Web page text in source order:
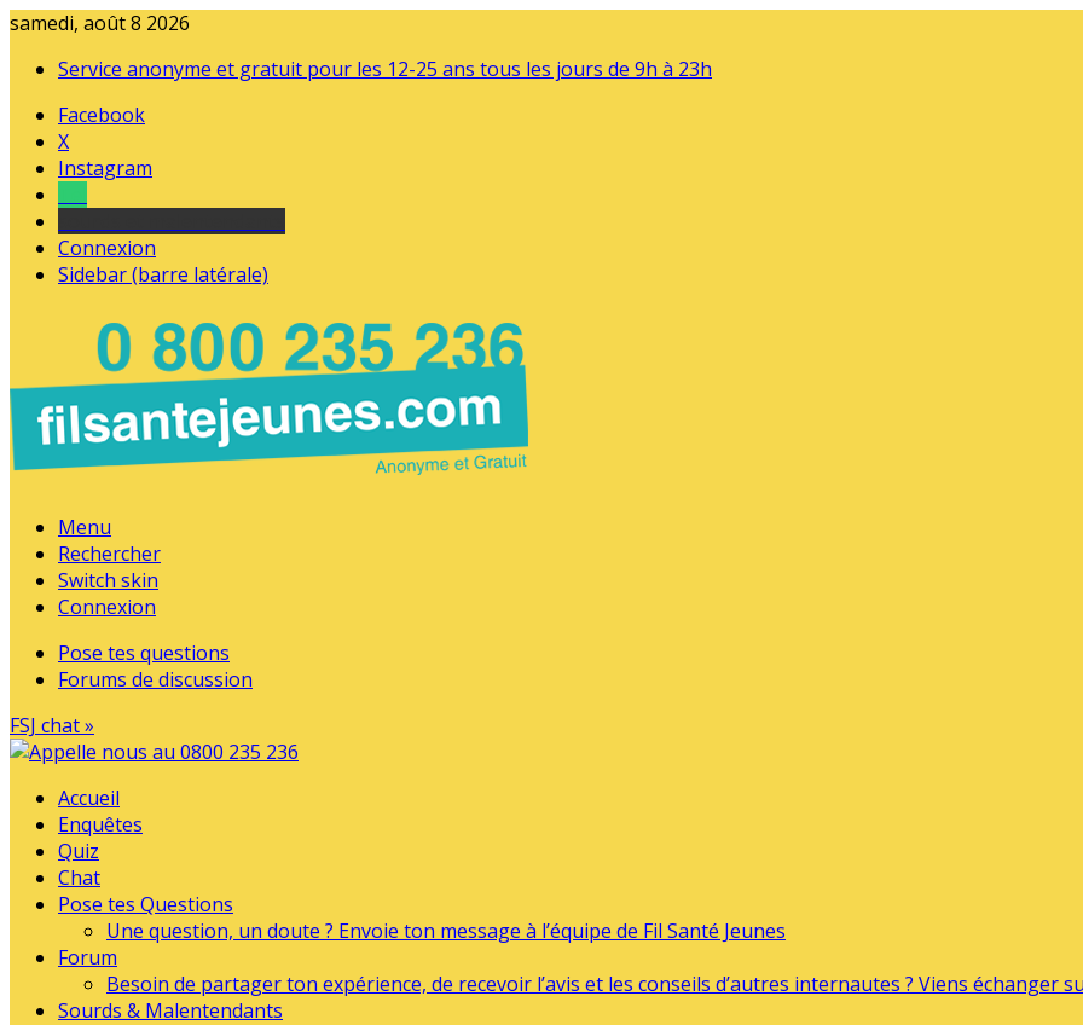
samedi, août 8 2026
Service anonyme et gratuit pour les 12-25 ans tous les jours de 9h à 23h
Facebook
X
Instagram
Connexion
Sidebar (barre latérale)
Menu
Rechercher
Switch skin
Connexion
Pose tes questions
Forums de discussion
FSJ chat »
Accueil
Enquêtes
Quiz
Chat
Pose tes Questions
Une question, un doute ? Envoie ton message à l’équipe de Fil Santé Jeunes
Forum
Besoin de partager ton expérience, de recevoir l’avis et les conseils d’autres internautes ? Viens échanger
Sourds & Malentendants